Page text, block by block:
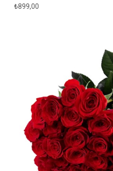
₺899,00